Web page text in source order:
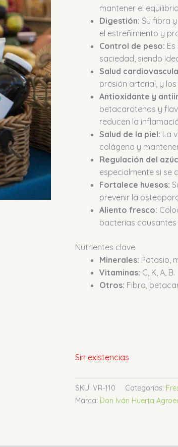
mantener el
Digestión: Su fibra
el estreñimiento y
Control de peso:
saciedad, siendo
Salud
presión arterial, y
Antioxidante y
betacarotenos y
reducen la
Salud de la piel: La
colágeno y
Regulación del
especialmente si se
Fortalece huesos:
prevenir la
Aliento fresco:
bacterias causantes
Nutrientes clave
Minerales: Potasio,
Vitaminas: C, K, A, B.
Otros: Fibra,
Sin existencias
SKU: VR-110 Categorías:
Marca: Don Iván Huerta